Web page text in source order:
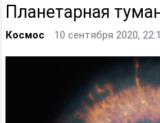
Планетарная
Космос 10 сентября 2020,